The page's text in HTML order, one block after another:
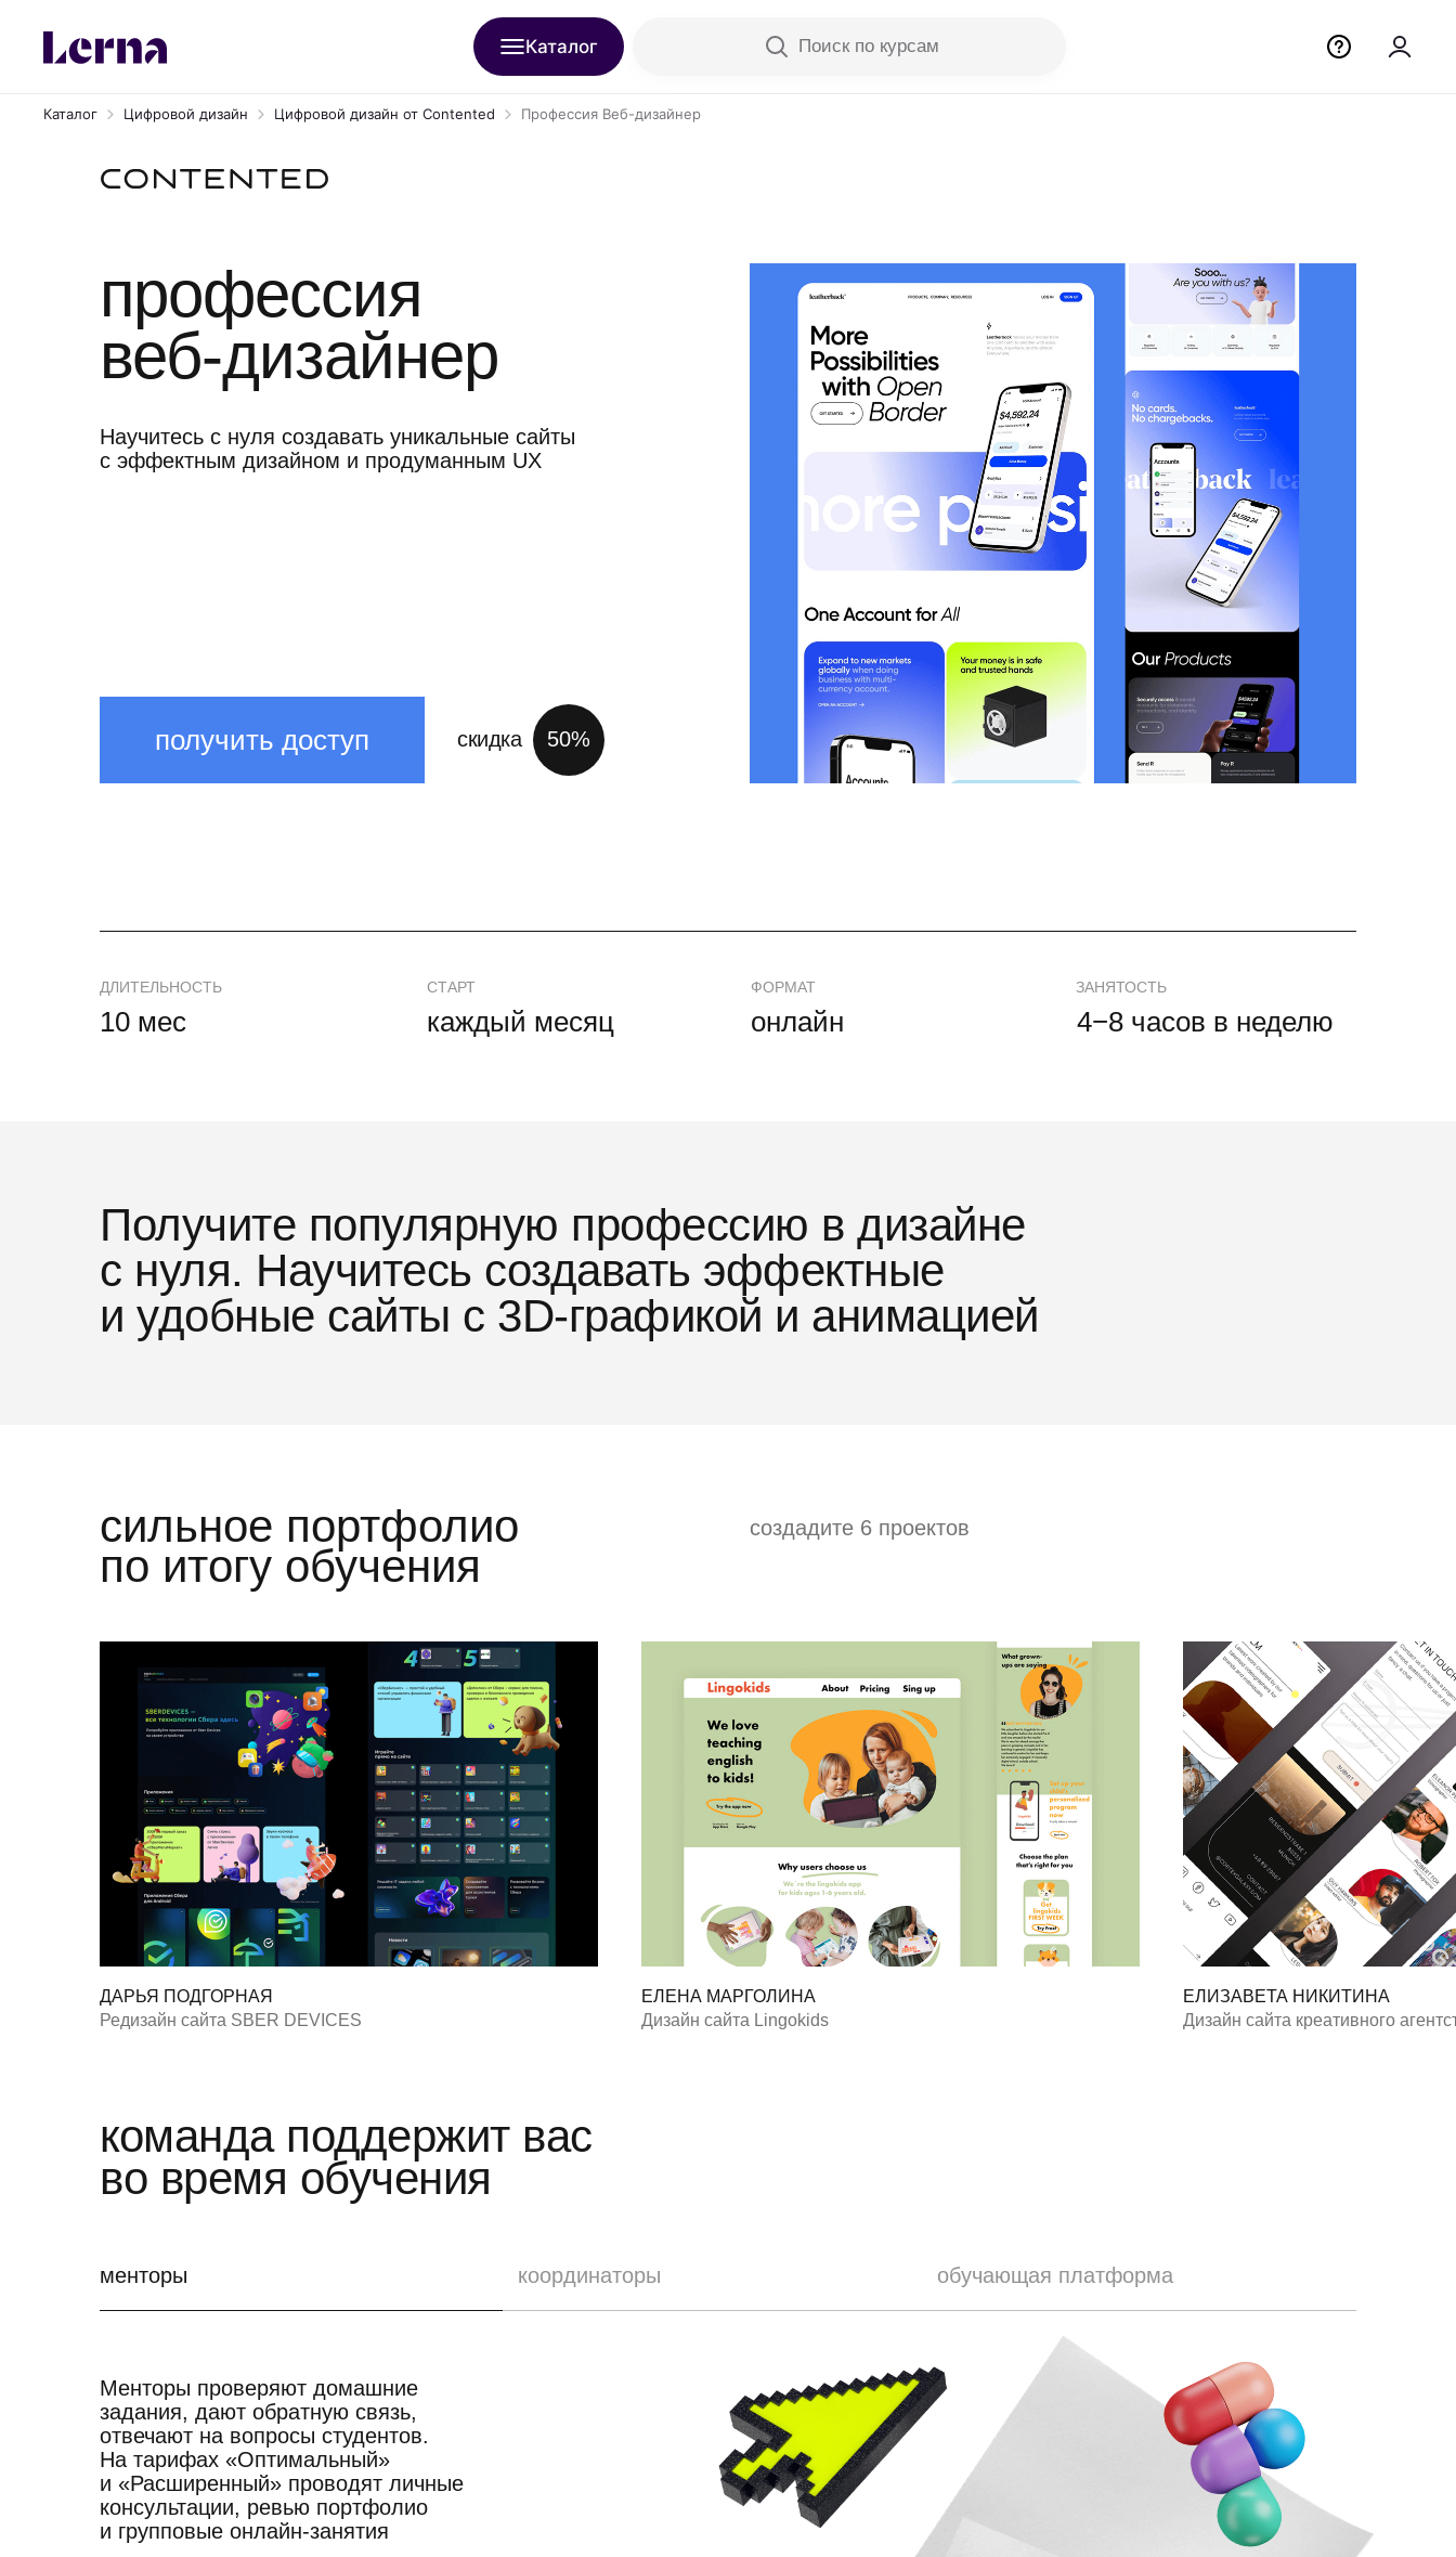
Каталог Поиск по курсам
Каталог Цифровой дизайн Цифровой дизайн от Contented Профессия Веб-дизайнер
получить доступ
Научитесь с нуля создавать уникальные сайты
с эффектным дизайном и продуманным UX
профессия
веб-дизайнер
50%
скидка
10 мес
ДЛИТЕЛЬНОСТЬ
каждый месяц
СТАРТ
онлайн
ФОРМАТ
4−8 часов в неделю
ЗАНЯТОСТЬ
Получите популярную профессию в дизайне
с нуля. Научитесь создавать эффектные
и удобные сайты с 3D-графикой и анимацией
Преимущество профессии
сильное портфолио
по итогу обучения
создадите 6 проектов
Портфолио
ДАРЬЯ ПОДГОРНАЯ
Редизайн сайта SBER DEVICES
ЕЛЕНА МАРГОЛИНА
Дизайн сайта Lingokids
ЕЛИЗАВЕТА НИКИТИНА
Дизайн сайта креативного
команда поддержит вас
во время обучения
менторы координаторы обучающая платформа
Менторы проверяют домашние
задания, дают обратную связь,
отвечают на вопросы студентов.
На тарифах «Оптимальный»
и «Расширенный» проводят личные
консультации, ревью портфолио
и групповые онлайн-занятия